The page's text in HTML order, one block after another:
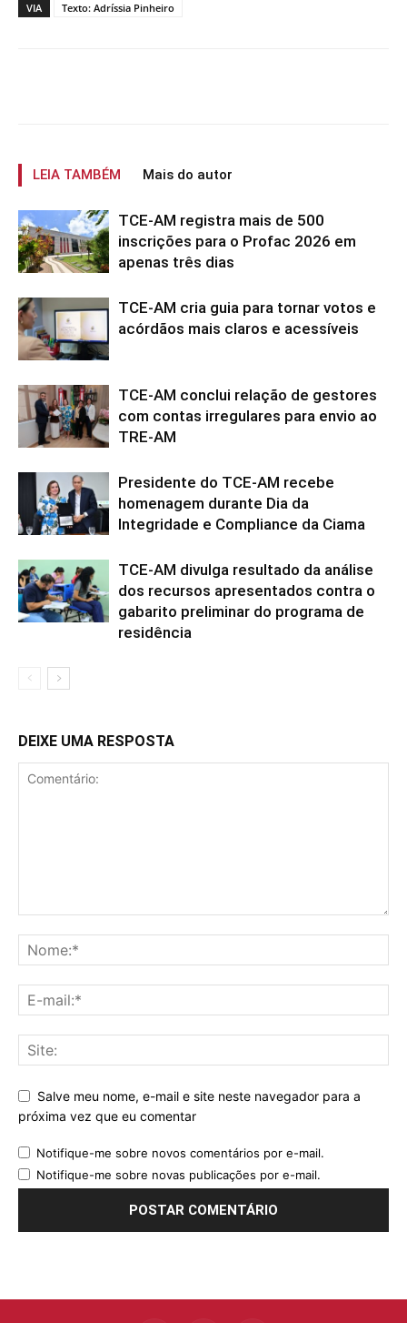
VIA Texto: Adríssia Pinheiro
LEIA TAMBÉM Mais do autor
TCE-AM registra mais de 500
inscrições para o Profac 2026 em
apenas três dias
TCE-AM cria guia para tornar votos e
acórdãos mais claros e acessíveis
TCE-AM conclui relação de gestores
com contas irregulares para envio ao
TRE-AM
Presidente do TCE-AM recebe
homenagem durante Dia da
Integridade e Compliance da Ciama
TCE-AM divulga resultado da análise
dos recursos apresentados contra o
gabarito preliminar do programa de
residência
DEIXE UMA RESPOSTA
Salve meu nome, e-mail e site neste navegador para a
próxima vez que eu comentar
Notifique-me sobre novos comentários por e-mail.
Notifique-me sobre novas publicações por e-mail.